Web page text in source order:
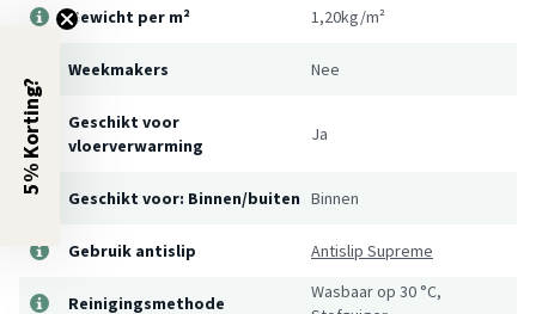
Gewicht per m² 1,20kg/m²
Weekmakers Nee
Geschikt voor
vloerverwarming
Ja
Geschikt voor: Binnen/buiten Binnen
Gebruik antislip Antislip Supreme
Reinigingsmethode
Wasbaar op 30 °C,
5% Korting?